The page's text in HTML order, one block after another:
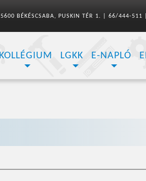
5600 BÉKÉSCSABA, PUSKIN TÉR 1. 66/444-511
KOLLÉGIUM LGKK E-NAPLÓ